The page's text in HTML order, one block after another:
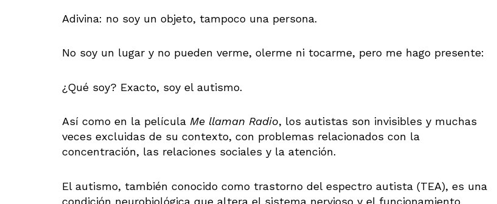
Adivina: no soy un objeto, tampoco una persona.
No soy un lugar y no pueden verme, olerme ni tocarme, pero me hago presente:
¿Qué soy? Exacto, soy el autismo.
Así como en la película Me llaman Radio, los autistas son invisibles y muchas
veces excluidas de su contexto, con problemas relacionados con la
concentración, las relaciones sociales y la atención.
El autismo, también conocido como trastorno del espectro autista (TEA), es una
condición neurobiológica que altera el sistema nervioso y el funcionamiento